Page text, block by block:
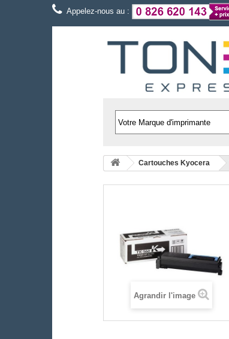
Appelez-nous au :
Cartouches Kyocera
Agrandir l'image